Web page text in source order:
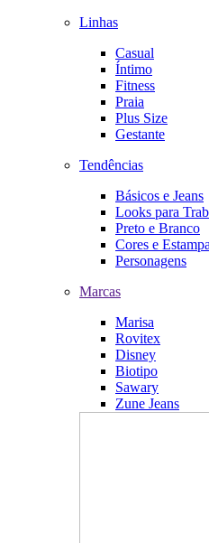
Linhas
Casual
Íntimo
Fitness
Praia
Plus Size
Gestante
Tendências
Básicos e Jeans
Looks para
Preto e Branco
Cores e
Personagens
Marcas
Marisa
Rovitex
Disney
Biotipo
Sawary
Zune Jeans